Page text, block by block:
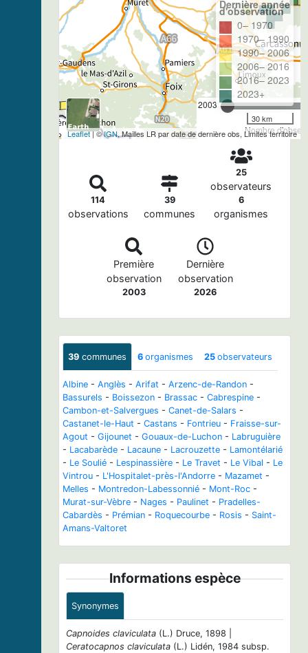
2003
Nombre
Dernière année
d'observation
0– 1970
1970– 1990
1990– 2006
2006– 2016
2016– 2023
2023+
30 km
Leaflet| ©IGN, Mailles LR par date de dernière obs, Limites territoire
114
observations
39
communes
25
observateurs
6
organismes
Première
observation
2003
Dernière
observation
2026
39 communes 6 organismes 25 observateurs
Albine - Anglès - Arifat - Arzenc-de-Randon -
Bassurels - Boissezon - Brassac - Cabrespine -
Cambon-et-Salvergues - Canet-de-Salars -
Castanet-le-Haut - Castans - Fontrieu - Fraisse-sur-
Agout - Gijounet - Gouaux-de-Luchon - Labruguière
- Lacabarède - Lacaune - Lacrouzette - Lamontélarié
- Le Soulié - Lespinassière - Le Travet - Le Vibal - Le
Vintrou - L'Hospitalet-près-l'Andorre - Mazamet -
Melles - Montredon-Labessonnié - Mont-Roc -
Murat-sur-Vèbre - Nages - Paulinet - Pradelles-
Cabardès - Prémian - Roquecourbe - Rosis - Saint-
Amans-Valtoret
Informations espèce
Synonymes
Capnoides claviculata (L.) Druce, 1898 |
Ceratocapnos claviculata (L.) Lidén, 1984 subsp.